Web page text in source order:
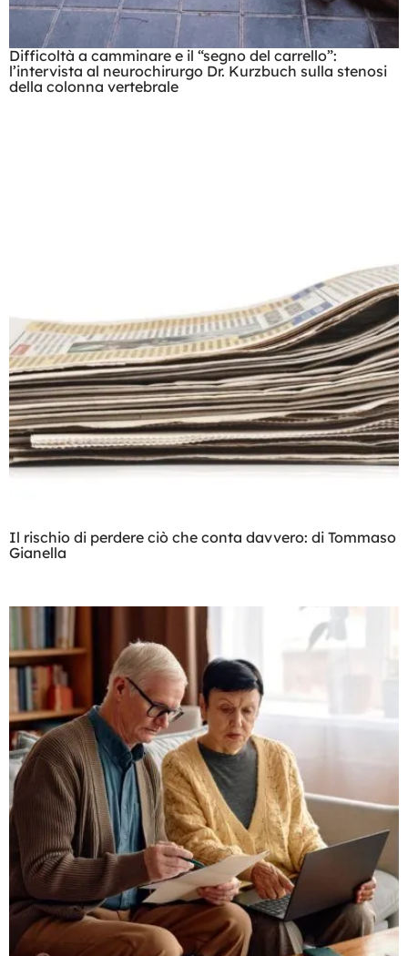
Difficoltà a camminare e il “segno del carrello”:
l’intervista al neurochirurgo Dr. Kurzbuch sulla stenosi
della colonna vertebrale
Il rischio di perdere ciò che conta davvero: di Tommaso
Gianella